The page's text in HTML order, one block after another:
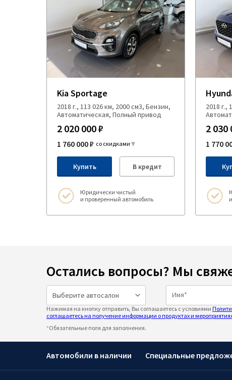
Kia Sportage
2018 г., 113 026 км, 2000 см3, Бензин,
Автоматическая, Полный привод
2 020 000 ₽
1 760 000 ₽ со скидками
Купить В кредит
Юридически чистый
и проверенный автомобиль
2018 г.,
2 030
1 770
Остались вопросы? Мы
Нажимая на кнопку отправить, Вы соглашаетесь с условиями
соглашаетесь на получение информации о продуктах и
*Обязательные поля для заполнения.
Автомобили в наличии Специальные